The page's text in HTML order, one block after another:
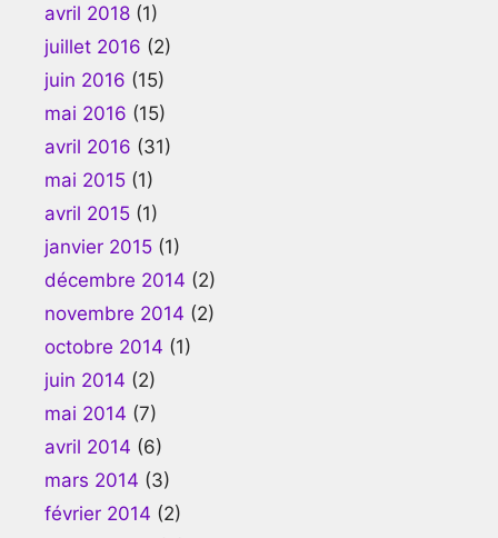
avril 2018 (1)
juillet 2016 (2)
juin 2016 (15)
mai 2016 (15)
avril 2016 (31)
mai 2015 (1)
avril 2015 (1)
janvier 2015 (1)
décembre 2014 (2)
novembre 2014 (2)
octobre 2014 (1)
juin 2014 (2)
mai 2014 (7)
avril 2014 (6)
mars 2014 (3)
février 2014 (2)